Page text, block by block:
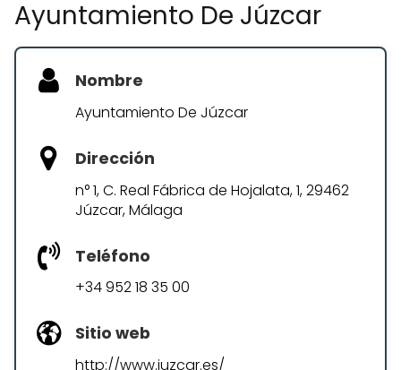
Ayuntamiento De Júzcar
Nombre
Ayuntamiento De Júzcar
Dirección
n° 1, C. Real Fábrica de Hojalata, 1, 29462
Júzcar, Málaga
Teléfono
+34 952 18 35 00
Sitio web
http://www.juzcar.es/